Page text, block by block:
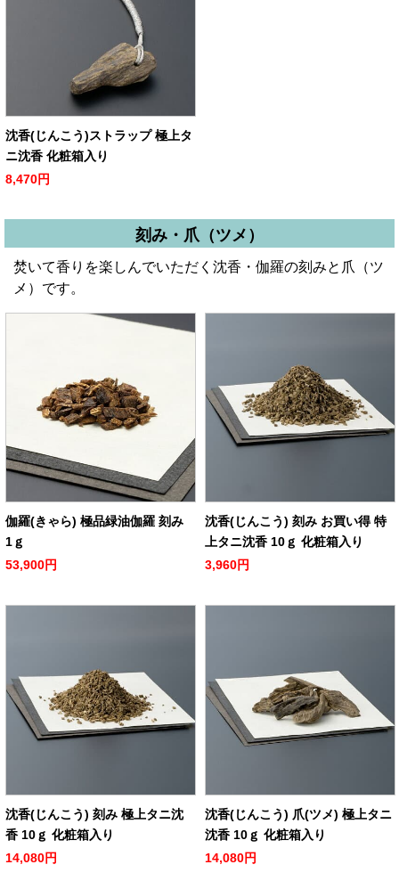
沈香(じんこう)ストラップ 極上タ
ニ沈香 化粧箱入り
8,470円
刻み・爪（ツメ）
焚いて香りを楽しんでいただく沈香・伽羅の刻みと爪（ツ
メ）です。
伽羅(きゃら) 極品緑油伽羅 刻み
1ｇ
53,900円
沈香(じんこう) 刻み お買い得 特
上タニ沈香 10ｇ 化粧箱入り
3,960円
沈香(じんこう) 刻み 極上タニ沈
香 10ｇ 化粧箱入り
14,080円
沈香(じんこう) 爪(ツメ) 極上タニ
沈香 10ｇ 化粧箱入り
14,080円